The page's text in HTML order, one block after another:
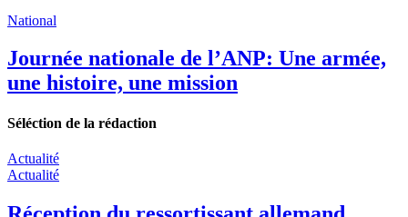
National
Journée nationale de l’ANP: Une armée,
une histoire, une mission
Séléction de la rédaction
Actualité
Actualité